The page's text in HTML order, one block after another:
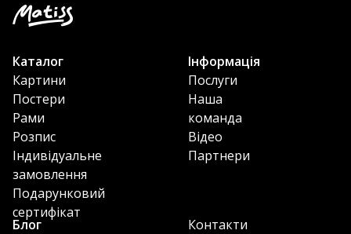
Каталог
Картини
Постери
Рами
Розпис
Індивідуальне
замовлення
Подарунковий
сертифікат
Інформація
Послуги
Наша
команда
Відео
Партнери
Блог Контакти